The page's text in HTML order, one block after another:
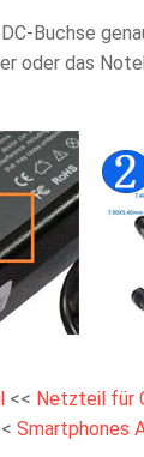
Buchse
oder das
<< Netzteil für
Smartphones